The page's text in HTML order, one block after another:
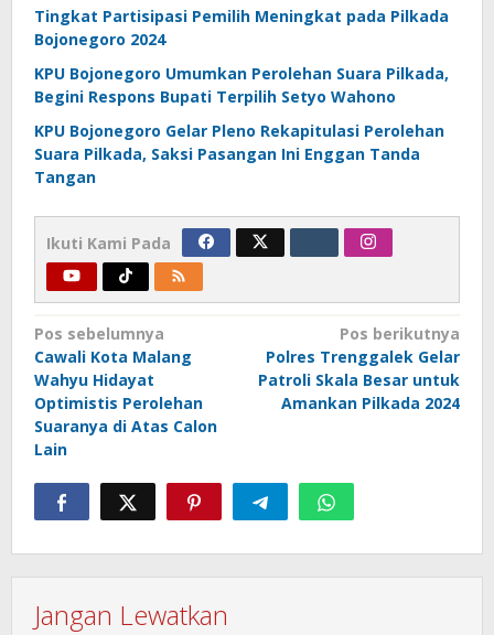
Tingkat Partisipasi Pemilih Meningkat pada Pilkada
Bojonegoro 2024
KPU Bojonegoro Umumkan Perolehan Suara Pilkada,
Begini Respons Bupati Terpilih Setyo Wahono
KPU Bojonegoro Gelar Pleno Rekapitulasi Perolehan
Suara Pilkada, Saksi Pasangan Ini Enggan Tanda
Tangan
Ikuti Kami Pada
Navigasi
pos
Pos sebelumnya
Cawali Kota Malang
Wahyu Hidayat
Optimistis Perolehan
Suaranya di Atas Calon
Lain
Pos berikutnya
Polres Trenggalek Gelar
Patroli Skala Besar untuk
Amankan Pilkada 2024
Jangan Lewatkan